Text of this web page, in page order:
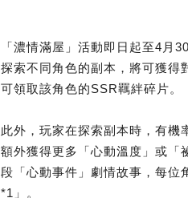
「濃情滿屋」活動即日起至4月
探索不同角色的副本，將可獲得
可領取該角色的SSR羈絆碎片。
此外，玩家在探索副本時，有機
額外獲得更多「心動溫度」或「
段「心動事件」劇情故事，每位
*1」。